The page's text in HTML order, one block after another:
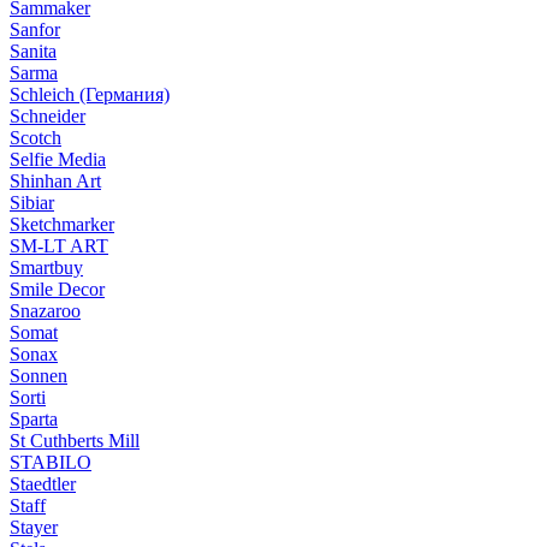
Sammaker
Sanfor
Sanita
Sarma
Schleich (Германия)
Schneider
Scotch
Selfie Media
Shinhan Art
Sibiar
Sketchmarker
SM-LT ART
Smartbuy
Smile Decor
Snazaroo
Somat
Sonax
Sonnen
Sorti
Sparta
St Cuthberts Mill
STABILO
Staedtler
Staff
Stayer